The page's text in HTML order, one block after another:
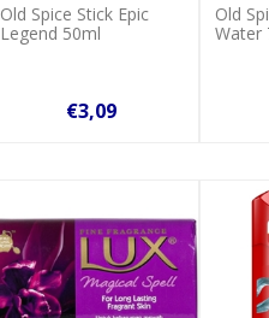
Old Spice Stick Epic
Legend 50ml
€3,09
Old
Water